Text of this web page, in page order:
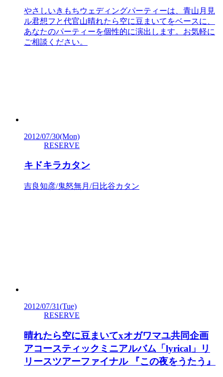
やさしいきもちウェディングパーティーは、青山月見
ル君想フと代官山晴れたら空に豆まいてをベースに、
あなたのパーティーを個性的に演出します。お気軽に
ご相談ください。
2012/07/30(Mon)
RESERVE
キドキラカタン
吉良知彦/鬼怒無月/日比谷カタン
2012/07/31(Tue)
RESERVE
晴れたら空に豆まいてxオガワマユ共同企画
アコースティックミニアルバム「lyrical」リ
リースツアーファイナル 『この夜をうたう』